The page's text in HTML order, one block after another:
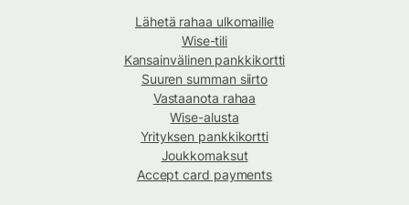
Lähetä rahaa ulkomaille
Wise-tili
Kansainvälinen pankkikortti
Suuren summan siirto
Vastaanota rahaa
Wise-alusta
Yrityksen pankkikortti
Joukkomaksut
Accept card payments